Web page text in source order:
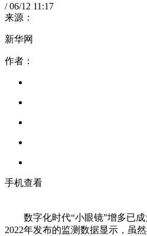
/ 06/12 11:17
来源：
新华网
作者：
手机查看
数字化时代“小眼镜”增多已成
2022年发布的监测数据显示，虽